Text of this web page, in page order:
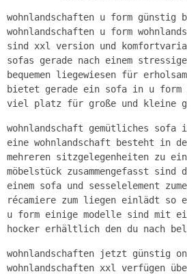
wohnlandschaften u form
wohnlandschaften u form
sind xxl version und
sofas gerade nach einem
bequemen liegewiesen für
bietet gerade ein sofa in u form
viel platz für große und kleine
wohnlandschaft gemütliches sofa
eine wohnlandschaft besteht in
mehreren sitzgelegenheiten zu
möbelstück zusammengefasst sind
einem sofa und sesselelement
récamiere zum liegen einlädt so
u form einige modelle sind mit
hocker erhältlich den du nach
wohnlandschaften jetzt günstig
wohnlandschaften xxl verfügen